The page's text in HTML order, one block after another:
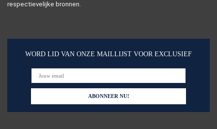
respectievelijke bronnen.
WORD LID VAN ONZE MAILLIJST VOOR EXCLUSIEF